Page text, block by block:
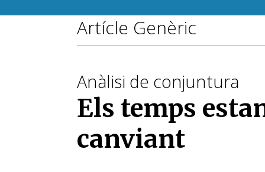
Artícle Genèric
Anàlisi de conjuntura
Els temps
canviant